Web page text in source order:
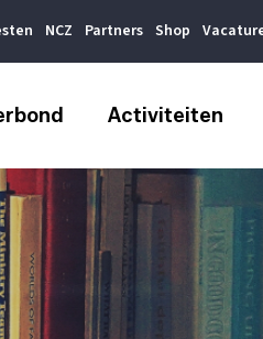
NCZ Partners Shop
Activiteiten